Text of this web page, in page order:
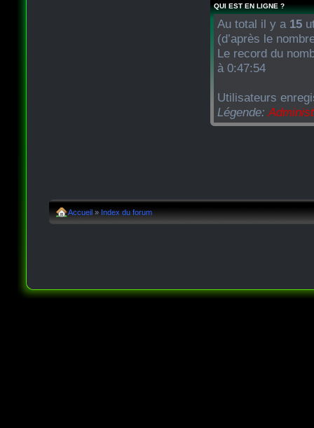
QUI EST EN LIGNE ?
Au total il y a 15
(d’après le
Le record du
à 0:47:54
Utilisateurs
Légende:
Accueil » Index du forum